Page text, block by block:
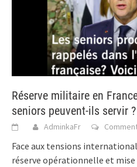
Réserve militaire en
seniors peuvent-ils servir ?
AdminkaFr
Face aux tensions
réserve opérationnelle et mise